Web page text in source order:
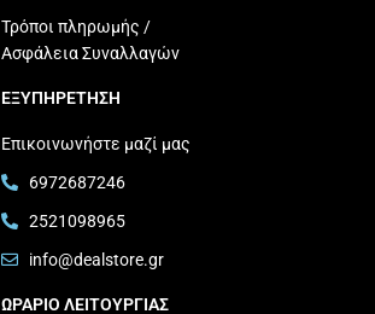
Τρόποι πληρωμής /
Ασφάλεια Συναλλαγών
ΕΞΥΠΗΡΕΤΗΣΗ
Επικοινωνήστε μαζί μας
6972687246
2521098965
info@dealstore.gr
ΩΡΑΡΙΟ ΛΕΙΤΟΥΡΓΙΑΣ​